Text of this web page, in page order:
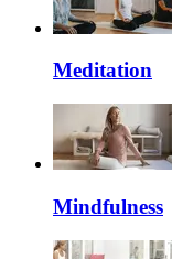
Meditation
Mindfulness